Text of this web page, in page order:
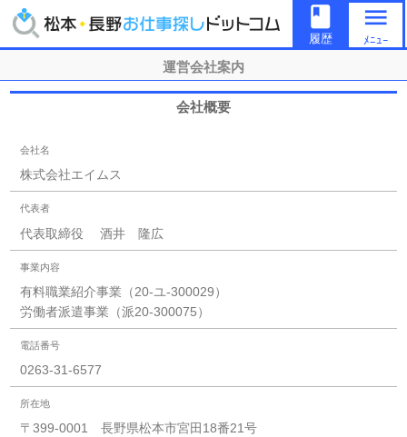
book
履歴
menu
ﾒﾆｭｰ
運営会社案内
会社概要
会社名
株式会社エイムス
代表者
代表取締役 酒井 隆広
事業内容
有料職業紹介事業（20-ユ-300029）
労働者派遣事業（派20-300075）
電話番号
0263-31-6577
所在地
〒399-0001 長野県松本市宮田18番21号